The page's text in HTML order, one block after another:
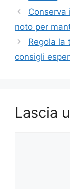
Conserva
noto per
Regola la
consigli
Lascia